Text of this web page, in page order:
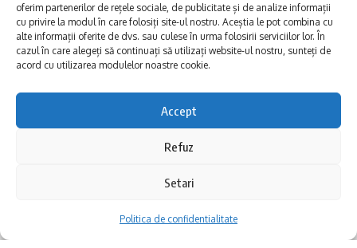
oferim partenerilor de rețele sociale, de publicitate și de analize informații
cu privire la modul în care folosiți site-ul nostru. Aceștia le pot combina cu
alte informații oferite de dvs. sau culese în urma folosirii serviciilor lor. În
cazul în care alegeți să continuați să utilizați website-ul nostru, sunteți de
acord cu utilizarea modulelor noastre cookie.
Accept
Refuz
Setari
Politica de confidentialitate
E xplorăm Dobrogea,
Explorăm valorile locale:
Deltă, Litoral, cele mai mari
biserici și mănăstiri, cele mai
FRUMOASE POVEȘTI.
Afaceri și meșteșuguri
Actualitate